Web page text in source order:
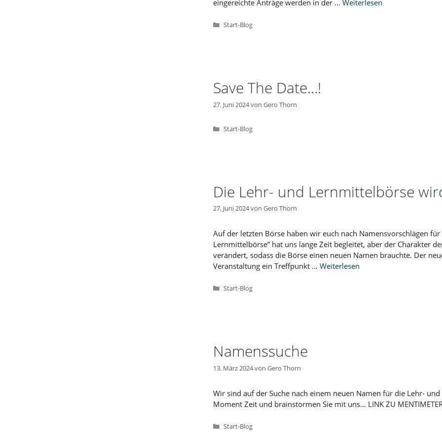
eingereichte Anträge werden in der … Weiterlesen
Kategorien
Start-Blog
Save The Date…!
27. Juni 2024von Gero Thorn
Kategorien
Start-Blog
Die Lehr- und Lernmittelbörse
27. Juni 2024von Gero Thorn
Auf der letzten Börse haben wir euch nach Namensvorschlägen
Lernmittelbörse” hat uns lange Zeit begleitet, aber der Charakter
verändert, sodass die Börse einen neuen Namen brauchte. Der
Veranstaltung ein Treffpunkt … Weiterlesen
Kategorien
Start-Blog
Namenssuche
13. März 2024von Gero Thorn
Wir sind auf der Suche nach einem neuen Namen für die Lehr-
Moment Zeit und brainstormen Sie mit uns… LINK ZU
Kategorien
Start-Blog